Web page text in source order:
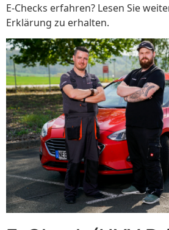
E-Checks erfahren? Lesen Sie
Erklärung zu erhalten.